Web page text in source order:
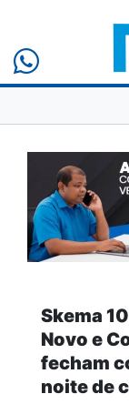
Skema
Novo e
fecham
noite de